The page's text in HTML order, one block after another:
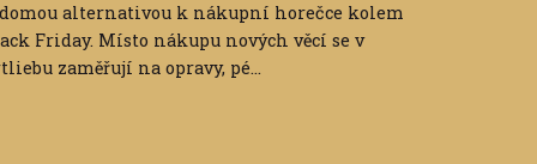
alternativou k nákupní horečce kolem
Friday. Místo nákupu nových věcí se v
zaměřují na opravy, pé...